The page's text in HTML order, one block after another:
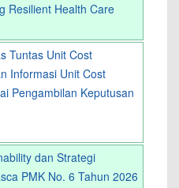
Resilient Health Care
Tuntas Unit Cost
Informasi Unit Cost
Pengambilan Keputusan
dan Strategi
PMK No. 6 Tahun 2026